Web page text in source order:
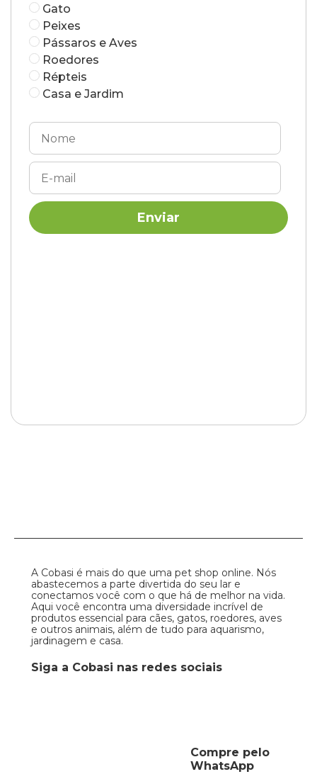
Gato
Peixes
Pássaros e Aves
Roedores
Répteis
Casa e Jardim
A Cobasi é mais do que uma pet shop online. Nós
abastecemos a parte divertida do seu lar e
conectamos você com o que há de melhor na vida.
Aqui você encontra uma diversidade incrível de
produtos essencial para cães, gatos, roedores, aves
e outros animais, além de tudo para aquarismo,
jardinagem e casa.
Siga a Cobasi nas redes sociais
Compre pelo
WhatsApp